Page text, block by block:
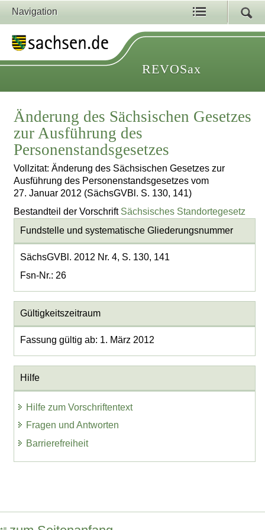
Navigation
REVOSax
Änderung des Sächsischen Gesetzes
zur Ausführung des
Personenstandsgesetzes
Vollzitat: Änderung des Sächsischen Gesetzes zur
Ausführung des Personenstandsgesetzes vom
27. Januar 2012 (SächsGVBl. S. 130, 141)
Bestandteil der Vorschrift Sächsisches Standortegesetz
Fundstelle und systematische Gliederungsnummer
SächsGVBl. 2012 Nr. 4, S. 130, 141
Fsn-Nr.: 26
Gültigkeitszeitraum
Fassung gültig ab: 1. März 2012
Hilfe
Hilfe zum Vorschriftentext
Fragen und Antworten
Barrierefreiheit